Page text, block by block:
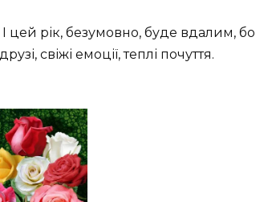
цей рік, безумовно, буде вдалим, бо
свіжі емоції, теплі почуття.